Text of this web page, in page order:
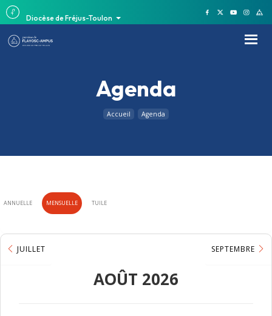
Diocèse de Fréjus-Toulon
Agenda
Accueil Agenda
ANNUELLE MENSUELLE TUILE
JUILLET
AOÛT 2026
SEPTEMBRE